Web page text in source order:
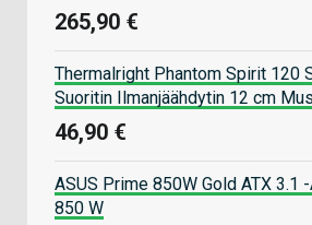
265,90 €
Thermalright Phantom Spirit 120
Suoritin Ilmanjäähdytin 12 cm
46,90 €
ASUS Prime 850W Gold ATX 3.1
850 W